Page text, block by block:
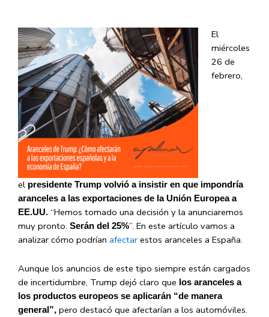
El
miércoles
26 de
febrero,
el presidente Trump volvió a insistir en que impondría
aranceles a las exportaciones de la Unión Europea a
EE.UU. “Hemos tomado una decisión y la anunciaremos
muy pronto. Serán del 25%”. En este artículo vamos a
analizar cómo podrían afectar estos aranceles a España.
Aunque los anuncios de este tipo siempre están cargados
de incertidumbre, Trump dejó claro que los aranceles a
los productos europeos se aplicarán “de manera
general”, pero destacó que afectarían a los automóviles.